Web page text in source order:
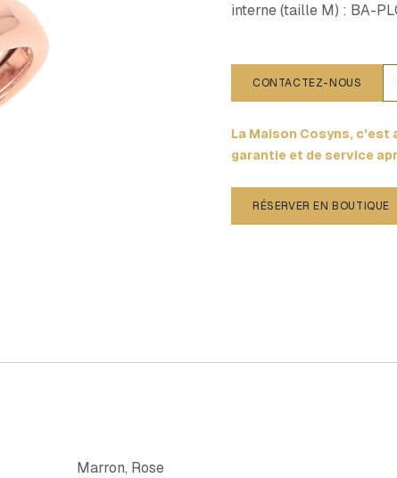
interne (taille M) : BA-
CONTACTEZ-NOUS
La Maison Cosyns, c'est
garantie et de service
RÉSERVER EN BOUTIQUE
Marron, Rose